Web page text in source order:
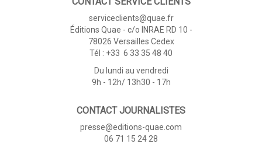
serviceclients@quae.fr
Éditions Quae - c/o INRAE RD 10 -
78026 Versailles Cedex
Tél : +33 6 33 35 48 40
Du lundi au vendredi
9h - 12h/ 13h30 - 17h
CONTACT JOURNALISTES
presse@editions-quae.com
06 71 15 24 28